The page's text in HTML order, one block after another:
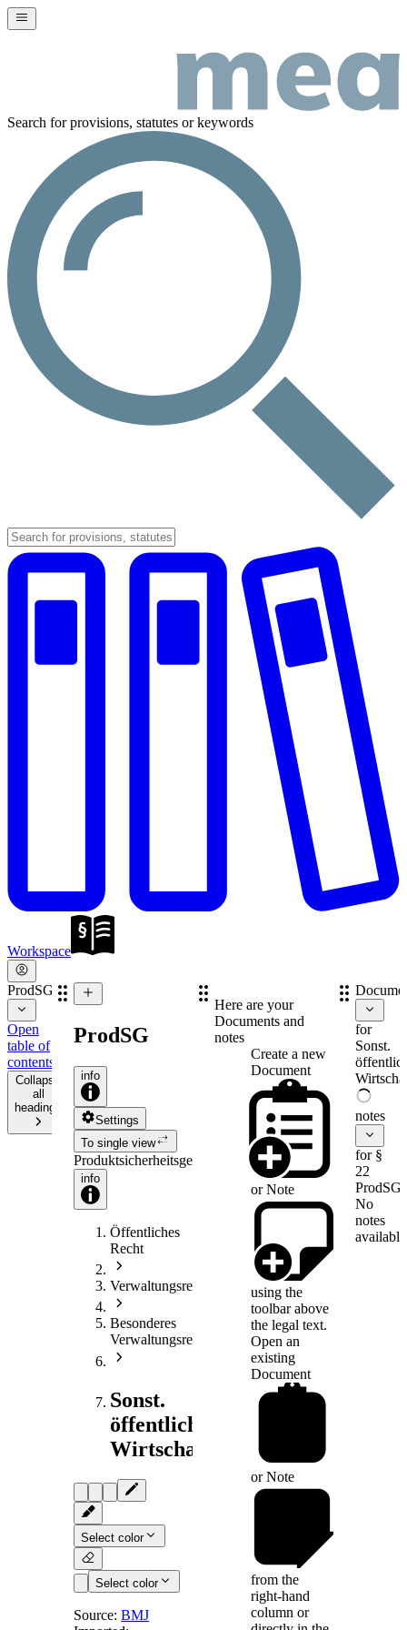
Search for provisions, statutes or keywords
Workspace
ProdSG
Open
table of
contents
Collapse
all
headings
ProdSG
info
Settings
To single view
Produktsicherheitsgesetz
info
Öffentliches
Recht
Verwaltungsrecht
Besonderes
Verwaltungsrecht
Sonst.
öffentliches
Wirtschaftsrecht
Select color
Select color
Source:BMJ
Here are your
Documents and
notes
Create a new
Document
orNote
using the
toolbar above
the legal text.
Open an
existing
Document
orNote
from the
right-hand
column or
for
Sonst.
notes
for §
22
ProdSG
No
notes